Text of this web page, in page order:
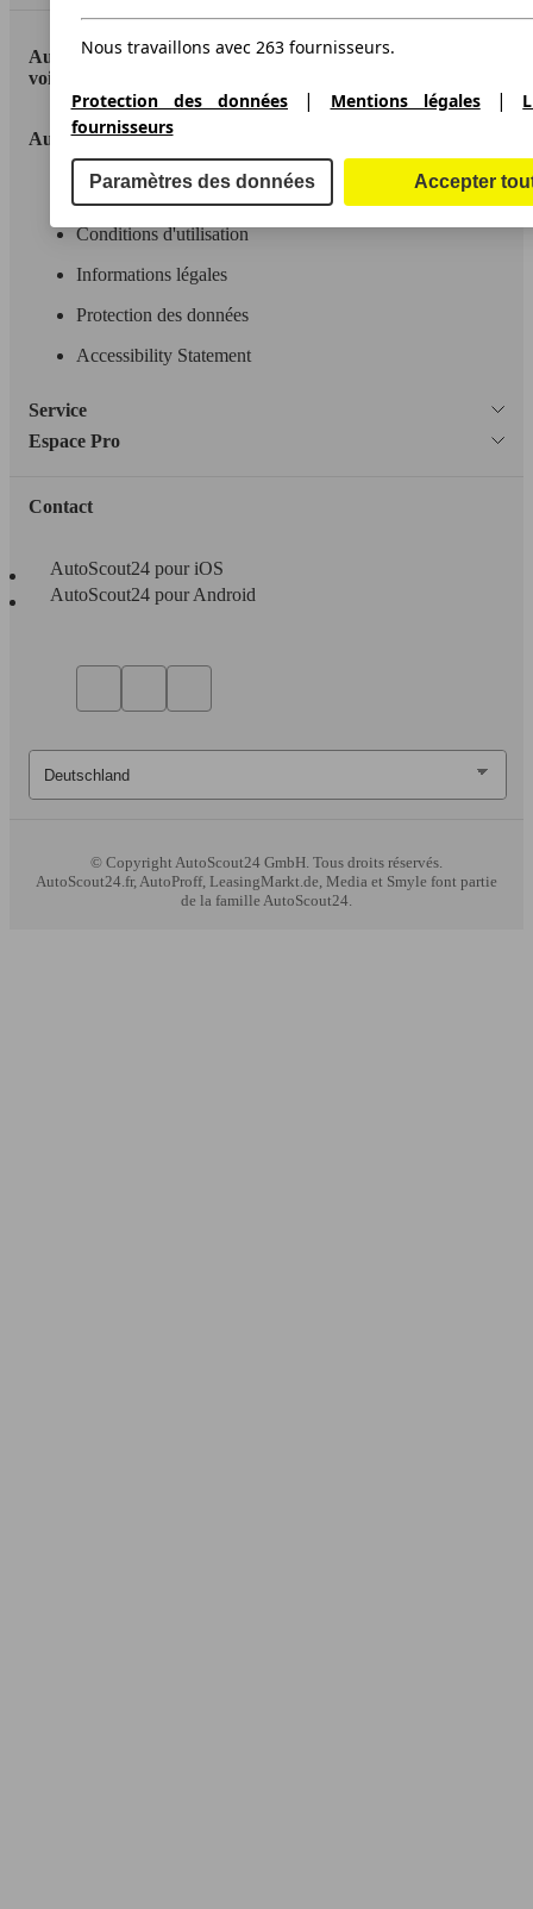
AutoScout24: la plus grande plateforme en ligne de
voitures en Europe
AutoScout24
A propos d'AutoScout24
Conditions d'utilisation
Informations légales
Protection des données
Accessibility Statement
Service
Espace Pro
Contact
AutoScout24 pour iOS
AutoScout24 pour Android
© CopyrightAutoScout24 GmbH. Tous droits réservés.
AutoScout24.fr, AutoProff, LeasingMarkt.de, Media et Smyle font partie
de la famille AutoScout24.
Nous travaillons avec 263 fournisseurs.
Protection des données | Mentions légales|
fournisseurs
Paramètres des données Accepter